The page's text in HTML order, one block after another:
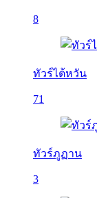
8
ทัวร์ไต้หวัน
71
ทัวร์ภูฏาน
3